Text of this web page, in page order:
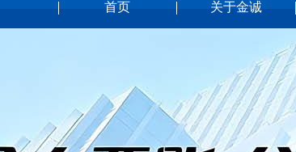
首页 关于金诚